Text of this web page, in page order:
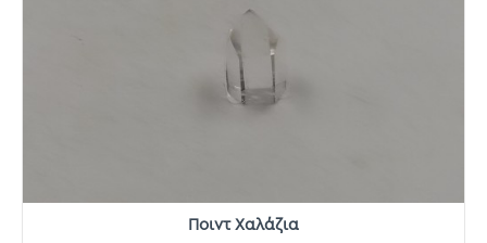
Ποιντ Χαλάζια